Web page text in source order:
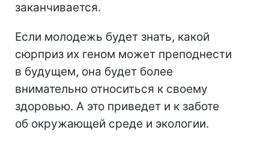
заканчивается.
Если молодежь будет знать, какой
сюрприз их геном может преподнести
в будущем, она будет более
внимательно относиться к своему
здоровью. А это приведет и к заботе
об окружающей среде и экологии.